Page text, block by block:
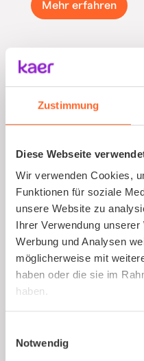
Zustimmung
Diese Webseite
Wir verwenden Cookies,
Funktionen für soziale
unsere Website zu
Ihrer Verwendung
Werbung und Analysen
möglicherweise mit
haben oder die sie im
haben.
Notwendig
Mehr erfahren
Ausbildung von
(virtuell)
einem Tag.
und interessant.
Mehr erfahren